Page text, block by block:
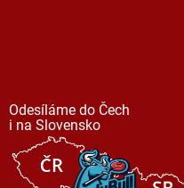
Odesíláme do Čech
i na Slovensko